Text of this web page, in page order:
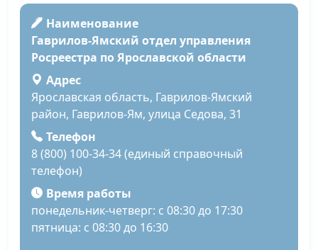
Наименование
Гаврилов-Ямский отдел управления
Росреестра по Ярославской области
Адрес
Ярославская область, Гаврилов-Ямский
район, Гаврилов-Ям, улица Седова, 31
Телефон
8 (800) 100-34-34 (единый справочный
телефон)
Время работы
понедельник-четверг: с 08:30 до 17:30
пятница: с 08:30 до 16:30